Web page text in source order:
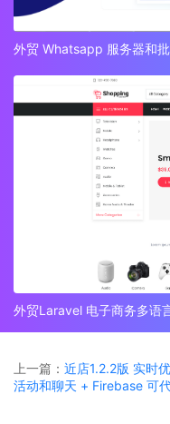
外贸 Whatsapp 服务器和
外贸Laravel 电子商务多语
上一篇： 近店1.2.2版 实时优
活动和聊天 + Firebase 可